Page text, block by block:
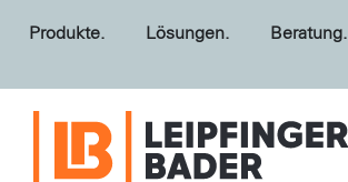
Produkte. Lösungen. Beratung.